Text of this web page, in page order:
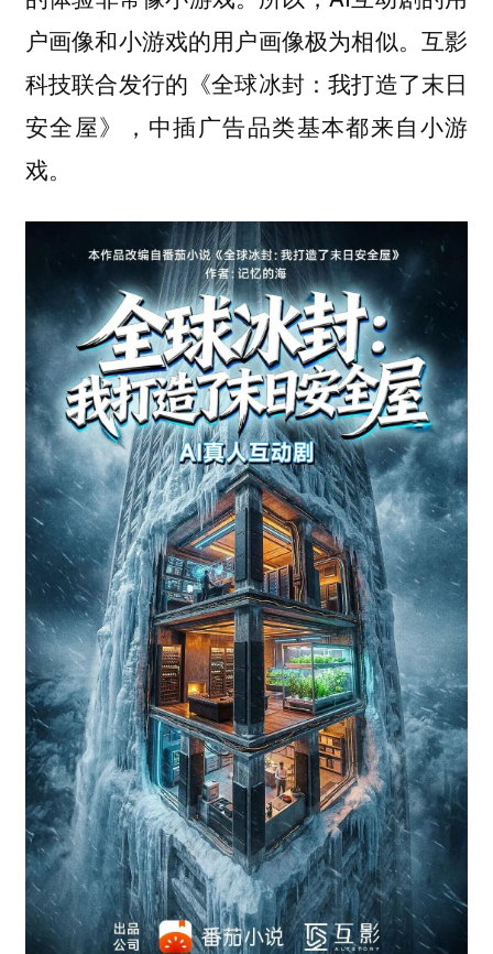
户画像和小游戏的用户画像极为相似。互影
科技联合发行的《全球冰封：我打造了末日
安全屋》，中插广告品类基本都来自小游
戏。